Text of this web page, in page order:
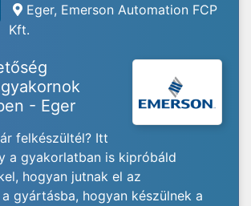
Eger, Emerson Automation FCP
Kft.
- Eger
felkészültél? Itt
a gyakorlatban is kipróbáld
hogyan jutnak el az
gyártásba, hogyan készülnek a